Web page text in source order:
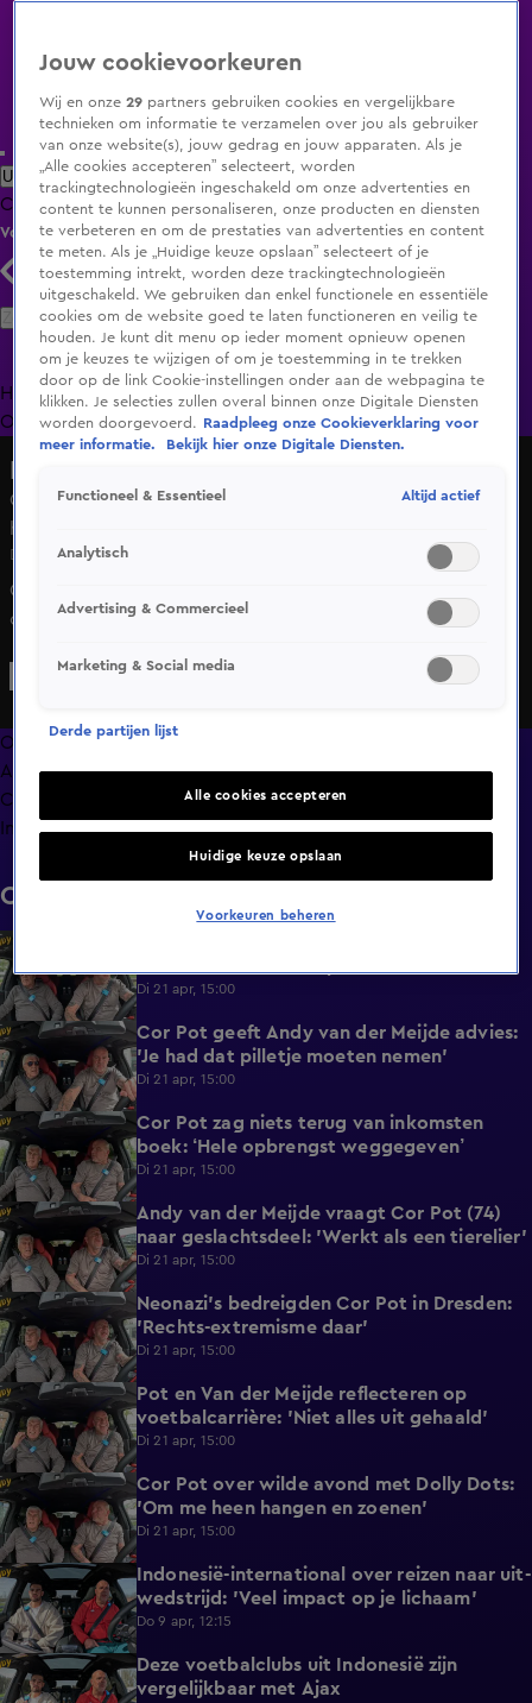
Uitzending Gemist Populaire programma's Zenders Genres
ClipsFilmsRadioSmart TV inlogShop
Volg KIJK
Zoeken
HomeUitzending Gemist Programma's De Bondgenoten
OranjezomerLivestreamsShop
Cor Pot over wilde avond met Dolly Dots: 'Om me heen
hangen en zoenen'
Di 21 apr, 15:00
Cor Pot zat bij Andy van der Meijde in de auto. Hij vertelt
openhartig over een wilde avond met een lid van Dolly
Overzicht
Afleveringen
Clips
Info
Clips
0:46
Di 21 apr, 15:00
0:33
Cor Pot geeft Andy van der Meijde advies:
'Je had dat pilletje moeten nemen'
Di 21 apr, 15:00
1:22
Cor Pot zag niets terug van inkomsten
boek: ‘Hele opbrengst weggegeven’
Di 21 apr, 15:00
0:45
Andy van der Meijde vraagt Cor Pot (74)
naar geslachtsdeel: 'Werkt als een tierelier'
Di 21 apr, 15:00
0:34
Neonazi's bedreigden Cor Pot in Dresden:
'Rechts-extremisme daar'
Di 21 apr, 15:00
1:10
Pot en Van der Meijde reflecteren op
voetbalcarrière: 'Niet alles uit gehaald'
Di 21 apr, 15:00
1:27
Cor Pot over wilde avond met Dolly Dots:
'Om me heen hangen en zoenen'
Di 21 apr, 15:00
1:09
Indonesië-international over reizen naar uit-
wedstrijd: 'Veel impact op je lichaam'
Do 9 apr, 12:15
1:17
Deze voetbalclubs uit Indonesië zijn
vergelijkbaar met Ajax
Jouw cookievoorkeuren
Wij en onze29 partners gebruiken cookies en vergelijkbare
technieken om informatie te verzamelen over jou als gebruiker
van onze website(s), jouw gedrag en jouw apparaten. Als je
„Alle cookies accepteren” selecteert, worden
trackingtechnologieën ingeschakeld om onze advertenties en
content te kunnen personaliseren, onze producten en diensten
te verbeteren en om de prestaties van advertenties en content
te meten. Als je „Huidige keuze opslaan” selecteert of je
toestemming intrekt, worden deze trackingtechnologieën
uitgeschakeld. We gebruiken dan enkel functionele en essentiële
cookies om de website goed te laten functioneren en veilig te
houden. Je kunt dit menu op ieder moment opnieuw openen
om je keuzes te wijzigen of om je toestemming in te trekken
door op de link Cookie-instellingen onder aan de webpagina te
klikken. Je selecties zullen overal binnen onze Digitale Diensten
worden doorgevoerd.
Raadpleeg onze Cookieverklaring voor
meer informatie.
Bekijk hier onze Digitale Diensten.
Functioneel & Essentieel Altijd actief
Analytisch
Advertising & Commercieel
Marketing & Social media
Derde partijen lijst
Alle cookies accepteren
Huidige keuze opslaan
Voorkeuren beheren